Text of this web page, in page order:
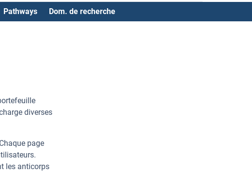
Pathways Dom. de recherche
diverses
page
les anticorps